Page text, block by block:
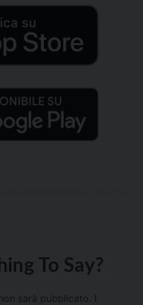
To Say?
sarà pubblicato.